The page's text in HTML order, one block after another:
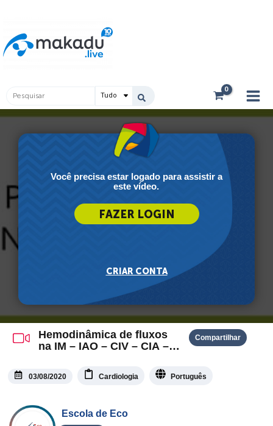
conteúdo
Pesquisar
...
Você precisa estar logado para assistir a
este vídeo.
Hemodinâmica de fluxos
na IM – IAO – CIV – CIA –
Compartilhar
03/08/2020 Cardiologia Português
Escola de Eco